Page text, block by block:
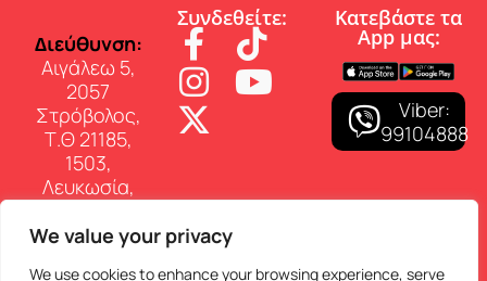
We value your privacy
We use cookies to enhance your browsing experience, serve
∆ιεύθυνση:
Αιγάλεω 5,
2057
Στρόβολος,
Τ.Θ 21185,
1503,
Λευκωσία,
Επικοινωνία:
Τηλ: 22 460
Συνδεθείτε: Κατεβάστε τα
App µας:
Viber:
99104888